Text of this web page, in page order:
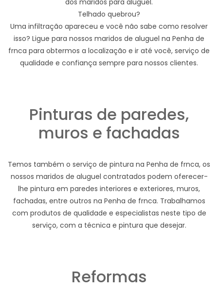
dos maridos para aluguel.
Telhado quebrou?
Uma infiltração apareceu e você não sabe como resolver
isso? Ligue para nossos maridos de aluguel na Penha de
frnca para obtermos a localização e ir até você, serviço de
qualidade e confiança sempre para nossos clientes.
Pinturas de paredes,
muros e fachadas
Temos também o serviço de pintura na Penha de frnca, os
nossos maridos de aluguel contratados podem oferecer-
lhe pintura em paredes interiores e exteriores, muros,
fachadas, entre outros na Penha de frnca. Trabalhamos
com produtos de qualidade e especialistas neste tipo de
serviço, com a técnica e pintura que desejar.
Reformas